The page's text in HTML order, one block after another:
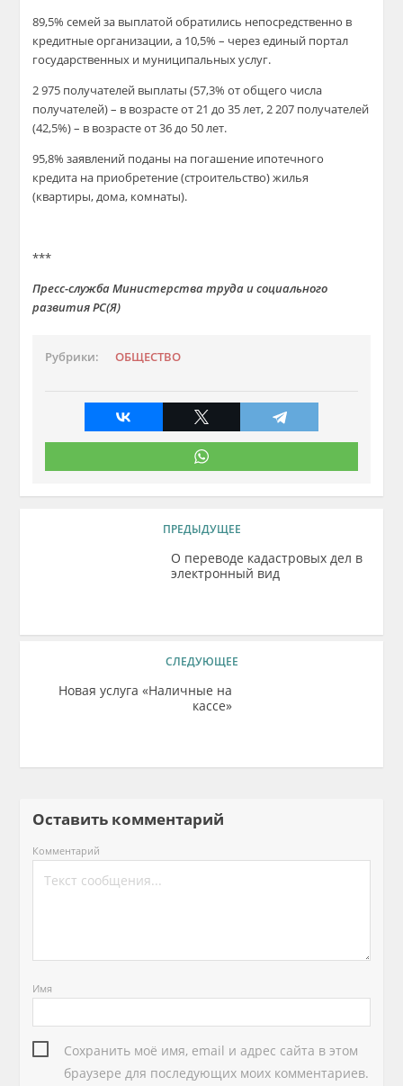
89,5% семей за выплатой обратились непосредственно в
кредитные организации, а 10,5% – через единый портал
государственных и муниципальных услуг.
2 975 получателей выплаты (57,3% от общего числа
получателей) – в возрасте от 21 до 35 лет, 2 207 получателей
(42,5%) – в возрасте от 36 до 50 лет.
95,8% заявлений поданы на погашение ипотечного
кредита на приобретение (строительство) жилья
(квартиры, дома, комнаты).
***
Пресс-служба Министерства труда и социального
развития РС(Я)
Рубрики: ОБЩЕСТВО
ПРЕДЫДУЩЕЕ
О переводе кадастровых дел в
электронный вид
СЛЕДУЮЩЕЕ
Новая услуга «Наличные на
кассе»
Оставить комментарий
Комментарий
Имя
Сохранить моё имя, email и адрес сайта в этом
браузере для последующих моих комментариев.